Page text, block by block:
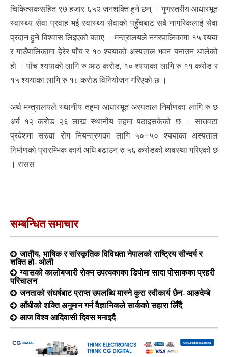
चिकित्सकसहित ९७ हजार ६५२ जनशक्ति हुने छन् । गुणस्तरीय आधारभूत
स्वास्थ्य सेवा प्रवाह भई स्वास्थ्य सेवाको पहुँचबाट सबै नागरिकलाई सेवा
प्रदान हुने विश्वास लिइएको बताए । मन्त्रालयले नगरपालिकामा १५ श्यया
र गाउँपालिकामा हेरेर पाँच र १० श्ययाको अस्पताल भवन बनाउन थालेको
हो । पाँच श्ययाको लागि रु आठ करोड, १० श्ययाका लागि रु ११ करोड र
१५ श्ययाका लागि रु १८ करोड विनियोजन गरिएको छ ।
अर्थ मन्त्रालयले स्थानीय तहमा आधारभूत अस्पताल निर्माणका लागि रु छ
अर्ब १२ करोड २६ लाख स्थानीय तहमा पठाइसकेको छ । सातवटा
प्रदेशमा सरुवा रोग नियन्त्रणका लागि ५०÷५० श्ययाका अस्पताल
निर्माणको प्रारम्भिक कार्य अघि बढाउन रु ५६ करोडको व्यवस्था गरिएको छ
। रासस
सम्बन्धित समाचार
जातीय, भाषिक र सांस्कृतिक विविधता नेपालको राष्ट्रिय सौन्दर्य र
शक्ति हो- ओली
ग्यासको कालोबजारी रोक्न उपत्यकाका डिपोमा सादा पोसाकका प्रहरी
परिचालन
जनताको संघर्षबाट प्राप्त उपलब्धि मास्ने कुरा स्वीकार्य छैन- आङदेम्बे
आँधीको शक्ति अनुमान गर्न वैज्ञानिकले सार्कको सहारा लिँदै
आज विश्व आदिवासी दिवस मनाइदै